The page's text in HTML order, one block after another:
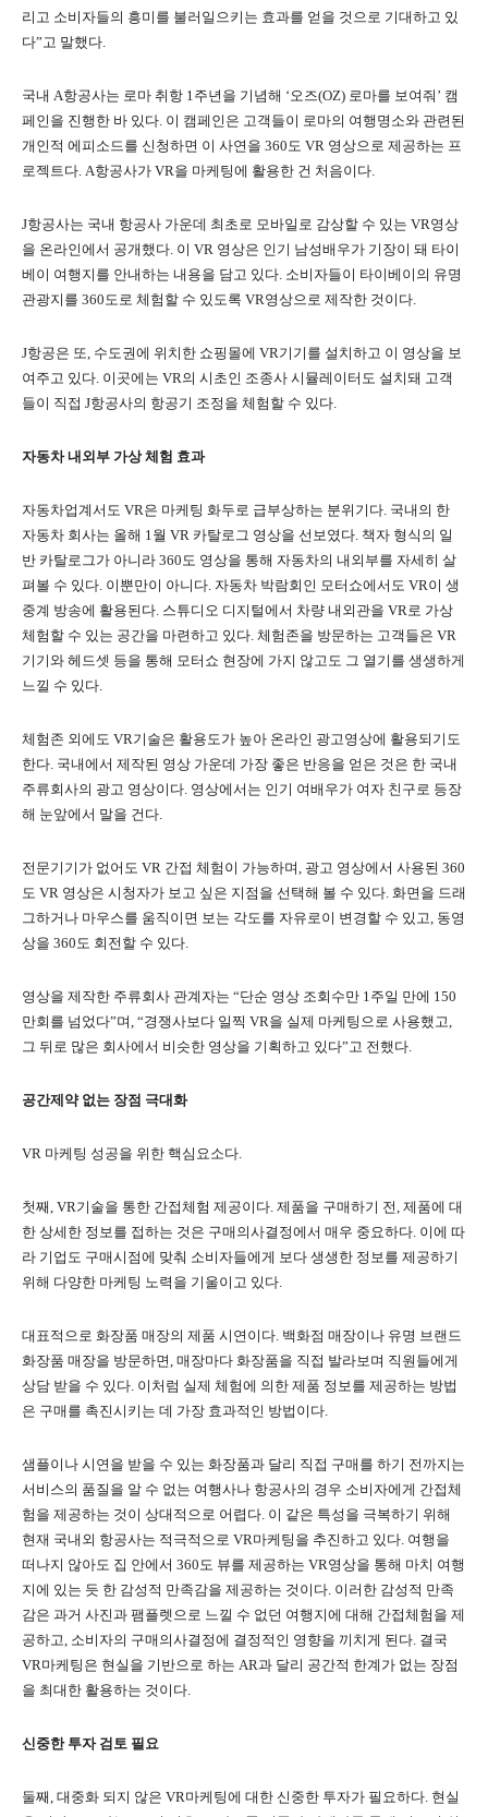
리고 소비자들의 흥미를 불러일으키는 효과를 얻을 것으로 기대하고 있
다”고 말했다.
국내 A항공사는 로마 취항 1주년을 기념해 ‘오즈(OZ) 로마를 보여줘’ 캠
페인을 진행한 바 있다. 이 캠페인은 고객들이 로마의 여행명소와 관련된
개인적 에피소드를 신청하면 이 사연을 360도 VR 영상으로 제공하는 프
로젝트다. A항공사가 VR을 마케팅에 활용한 건 처음이다.
J항공사는 국내 항공사 가운데 최초로 모바일로 감상할 수 있는 VR영상
을 온라인에서 공개했다. 이 VR 영상은 인기 남성배우가 기장이 돼 타이
베이 여행지를 안내하는 내용을 담고 있다. 소비자들이 타이베이의 유명
관광지를 360도로 체험할 수 있도록 VR영상으로 제작한 것이다.
J항공은 또, 수도권에 위치한 쇼핑몰에 VR기기를 설치하고 이 영상을 보
여주고 있다. 이곳에는 VR의 시초인 조종사 시뮬레이터도 설치돼 고객
들이 직접 J항공사의 항공기 조정을 체험할 수 있다.
자동차 내외부 가상 체험 효과
자동차업계서도 VR은 마케팅 화두로 급부상하는 분위기다. 국내의 한
자동차 회사는 올해 1월 VR 카탈로그 영상을 선보였다. 책자 형식의 일
반 카탈로그가 아니라 360도 영상을 통해 자동차의 내외부를 자세히 살
펴볼 수 있다. 이뿐만이 아니다. 자동차 박람회인 모터쇼에서도 VR이 생
중계 방송에 활용된다. 스튜디오 디지털에서 차량 내외관을 VR로 가상
체험할 수 있는 공간을 마련하고 있다. 체험존을 방문하는 고객들은 VR
기기와 헤드셋 등을 통해 모터쇼 현장에 가지 않고도 그 열기를 생생하게
느낄 수 있다.
체험존 외에도 VR기술은 활용도가 높아 온라인 광고영상에 활용되기도
한다. 국내에서 제작된 영상 가운데 가장 좋은 반응을 얻은 것은 한 국내
주류회사의 광고 영상이다. 영상에서는 인기 여배우가 여자 친구로 등장
해 눈앞에서 말을 건다.
전문기기가 없어도 VR 간접 체험이 가능하며, 광고 영상에서 사용된 360
도 VR 영상은 시청자가 보고 싶은 지점을 선택해 볼 수 있다. 화면을 드래
그하거나 마우스를 움직이면 보는 각도를 자유로이 변경할 수 있고, 동영
상을 360도 회전할 수 있다.
영상을 제작한 주류회사 관계자는 “단순 영상 조회수만 1주일 만에 150
만회를 넘었다”며, “경쟁사보다 일찍 VR을 실제 마케팅으로 사용했고,
그 뒤로 많은 회사에서 비슷한 영상을 기획하고 있다”고 전했다.
공간제약 없는 장점 극대화
VR 마케팅 성공을 위한 핵심요소다.
첫째, VR기술을 통한 간접체험 제공이다. 제품을 구매하기 전, 제품에 대
한 상세한 정보를 접하는 것은 구매의사결정에서 매우 중요하다. 이에 따
라 기업도 구매시점에 맞춰 소비자들에게 보다 생생한 정보를 제공하기
위해 다양한 마케팅 노력을 기울이고 있다.
대표적으로 화장품 매장의 제품 시연이다. 백화점 매장이나 유명 브랜드
화장품 매장을 방문하면, 매장마다 화장품을 직접 발라보며 직원들에게
상담 받을 수 있다. 이처럼 실제 체험에 의한 제품 정보를 제공하는 방법
은 구매를 촉진시키는 데 가장 효과적인 방법이다.
샘플이나 시연을 받을 수 있는 화장품과 달리 직접 구매를 하기 전까지는
서비스의 품질을 알 수 없는 여행사나 항공사의 경우 소비자에게 간접체
험을 제공하는 것이 상대적으로 어렵다. 이 같은 특성을 극복하기 위해
현재 국내외 항공사는 적극적으로 VR마케팅을 추진하고 있다. 여행을
떠나지 않아도 집 안에서 360도 뷰를 제공하는 VR영상을 통해 마치 여행
지에 있는 듯 한 감성적 만족감을 제공하는 것이다. 이러한 감성적 만족
감은 과거 사진과 팸플렛으로 느낄 수 없던 여행지에 대해 간접체험을 제
공하고, 소비자의 구매의사결정에 결정적인 영향을 끼치게 된다. 결국
VR마케팅은 현실을 기반으로 하는 AR과 달리 공간적 한계가 없는 장점
을 최대한 활용하는 것이다.
신중한 투자 검토 필요
둘째, 대중화 되지 않은 VR마케팅에 대한 신중한 투자가 필요하다. 현실